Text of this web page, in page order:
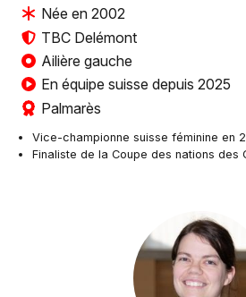
Née en 2002
TBC Delémont
Ailière gauche
En équipe suisse depuis 2025
Palmarès
Vice-championne suisse féminine en
Finaliste de la Coupe des nations des